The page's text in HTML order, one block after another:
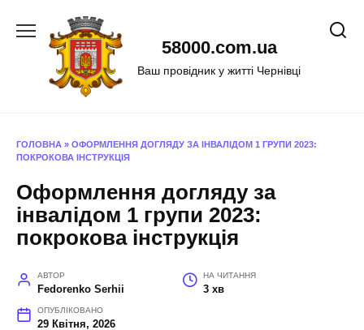
58000.com.ua
Ваш провідник у житті Чернівці
ГОЛОВНА » ОФОРМЛЕННЯ ДОГЛЯДУ ЗА ІНВАЛІДОМ 1 ГРУПИ 2023:
ПОКРОКОВА ІНСТРУКЦІЯ
Оформлення догляду за
інвалідом 1 групи 2023:
покрокова інструкція
АВТОР
Fedorenko Serhii
НА ЧИТАННЯ
3 хв
ОПУБЛІКОВАНО
29 Квітня, 2026